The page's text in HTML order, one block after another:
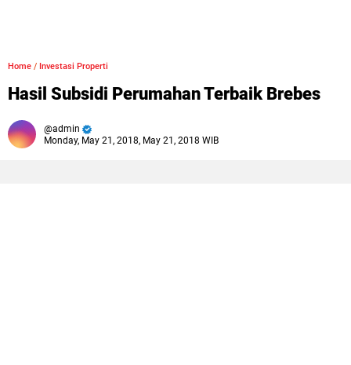
Home / Investasi Properti
Hasil Subsidi Perumahan Terbaik Brebes
admin
Monday, May 21, 2018, May 21, 2018 WIB